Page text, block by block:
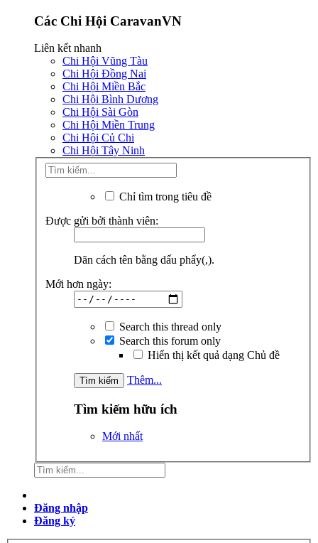
Các Chi Hội CaravanVN
Liên kết nhanh
Chi Hội Vũng Tàu
Chi Hội Đồng Nai
Chi Hội Miền Bắc
Chi Hội Bình Dương
Chi Hội Sài Gòn
Chi Hội Miền Trung
Chi Hội Củ Chi
Chi Hội Tây Ninh
Chỉ tìm trong tiêu đề
Được gửi bởi thành viên:
Dãn cách tên bằng dấu phẩy(,).
Mới hơn ngày:
Search this thread only
Search this forum only
Hiển thị kết quả dạng Chủ đề
Thêm...
Tìm kiếm hữu ích
Mới nhất
Đăng nhập
Đăng ký